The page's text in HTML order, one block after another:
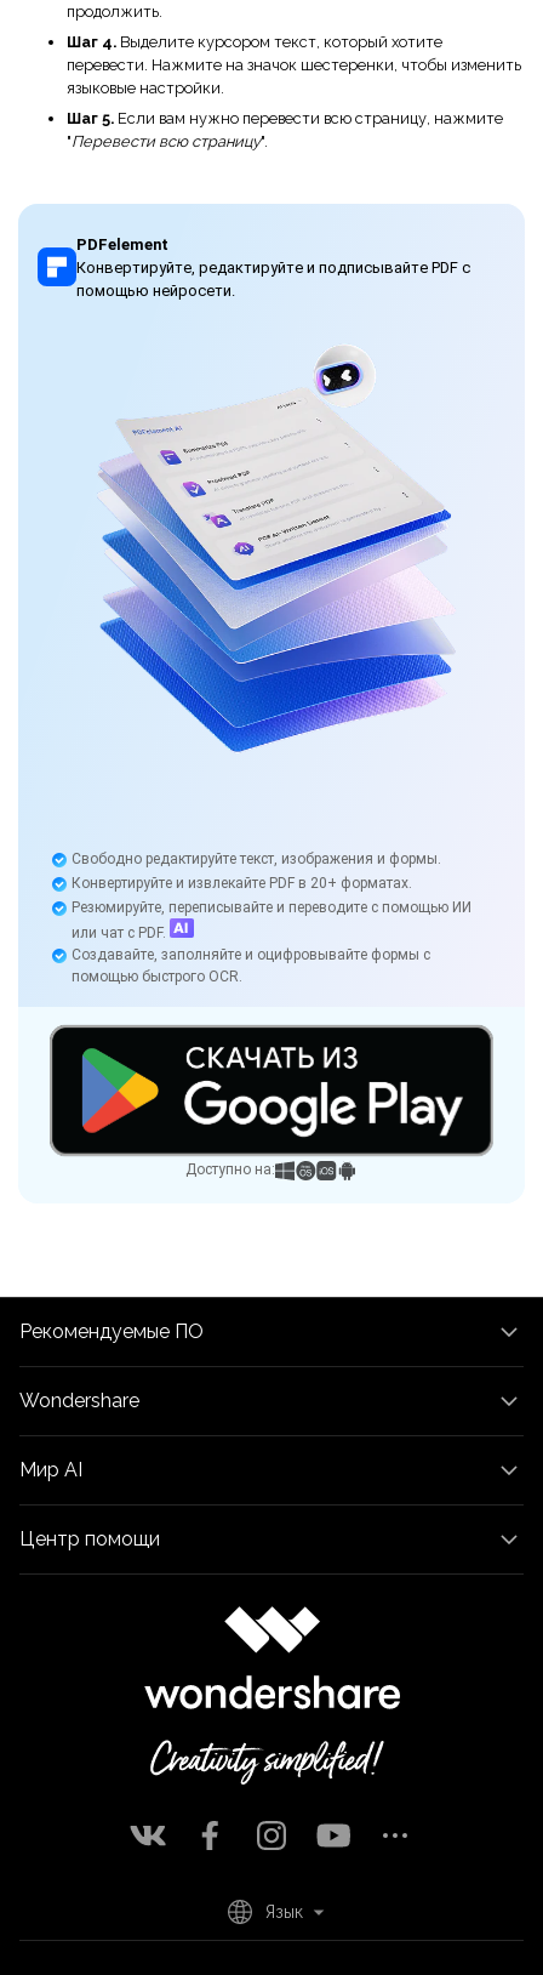
продолжить.
Шаг 4. Выделите курсором текст, который хотите
перевести. Нажмите на значок шестеренки, чтобы изменить
языковые настройки.
Шаг 5. Если вам нужно перевести всю страницу, нажмите
"Перевести всю страницу".
Свободно редактируйте текст, изображения и формы.
Конвертируйте и извлекайте PDF в 20+ форматах.
Резюмируйте, переписывайте и переводите с помощью ИИ
или чат с PDF.
Создавайте, заполняйте и оцифровывайте формы с
помощью быстрого OCR.
PDFelement
Конвертируйте, редактируйте и подписывайте PDF с
помощью нейросети.
Доступно на:
Рекомендуемые ПО
Wondershare
Мир AI
Центр помощи
Язык